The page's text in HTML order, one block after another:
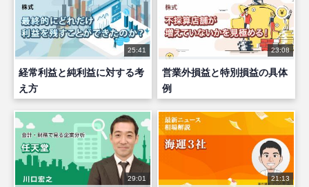
25:41
経常利益と純利益に対する考
え方
23:08
営業外損益と特別損益の具体
例
29:01 21:13